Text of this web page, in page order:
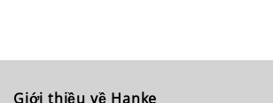
Giới thiều về Hanke